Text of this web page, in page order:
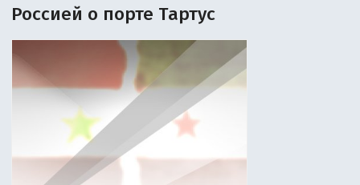
Россией о порте Тартус